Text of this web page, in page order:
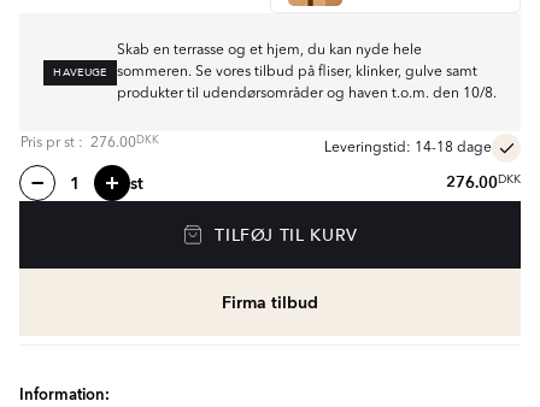
HAVEUGE
Skab en terrasse og et hjem, du kan nyde hele
sommeren. Se vores tilbud på fliser, klinker, gulve samt
produkter til udendørsområder og haven t.o.m. den 10/8.
Pris pr st : 276.00DKK
Leveringstid: 14-18 dage
st 276.00DKK
TILFØJ TIL KURV
Firma tilbud
Information: